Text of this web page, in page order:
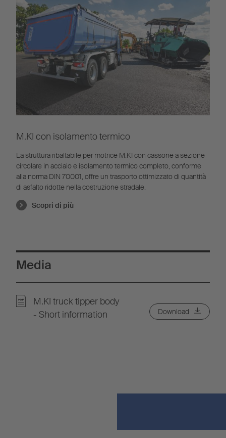
M.KI con isolamento termico
La struttura ribaltabile per motrice M.KI con cassone a sezione
circolare in acciaio e isolamento termico completo, conforme
alla norma DIN 70001, offre un trasporto ottimizzato di quantità
di asfalto ridotte nella costruzione stradale.
Scopri di più
Media
M.KI truck tipper body
- Short information
Download